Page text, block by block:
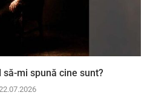
să-mi spună cine sunt?